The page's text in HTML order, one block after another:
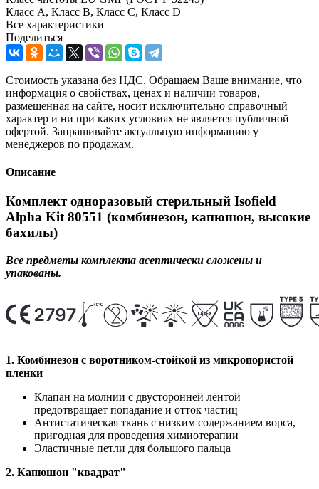
Класс A, Класс B, Класс C, Класс D
Все характеристики
Поделиться
Стоимость указана без НДС. Обращаем Ваше внимание, что
информация о свойствах, ценах и наличии товаров,
размещенная на сайте, носит исключительно справочный
характер и ни при каких условиях не является публичной
офертой. Запрашивайте актуальную информацию у
менеджеров по продажам.
Описание
Комплект одноразовый стерильный Isofield
Alpha Kit 80551 (комбинезон, капюшон, высокие
бахилы)
Все предметы комплекта асептически сложены и
упакованы.
1. Комбинезон с воротником-стойкой из микропористой
пленки
Клапан на молнии с двусторонней лентой
предотвращает попадание и отток частиц
Антистатическая ткань с низким содержанием ворса,
пригодная для проведения химиотерапии
Эластичные петли для большого пальца
2. Капюшон "квадрат"